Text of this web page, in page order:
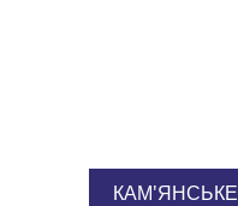
КАМ'ЯНСЬКЕ